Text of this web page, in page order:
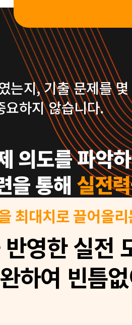
는지,기출 문제를
요하지 않습니다.
의도를 파악
을 통해 실전
최대치로 끌어올리
영한 실전
하여 빈틈